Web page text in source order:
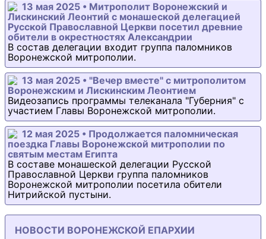
13 мая 2025 • Митрополит Воронежский и
Лискинский Леонтий с монашеской делегацией
Русской Православной Церкви посетил древние
обители в окрестностях Александрии
В состав делегации входит группа паломников
Воронежской митрополии.
13 мая 2025 • "Вечер вместе" с митрополитом
Воронежским и Лискинским Леонтием
Видеозапись программы телеканала "Губерния" с
участием Главы Воронежской митрополии.
12 мая 2025 • Продолжается паломническая
поездка Главы Воронежской митрополии по
святым местам Египта
В составе монашеской делегации Русской
Православной Церкви группа паломников
Воронежской митрополии посетила обители
Нитрийской пустыни.
НОВОСТИ ВОРОНЕЖСКОЙ ЕПАРХИИ